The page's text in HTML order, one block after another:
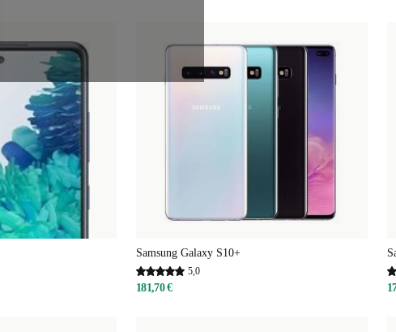
Samsung Galaxy S10+
5,0
181,70 €